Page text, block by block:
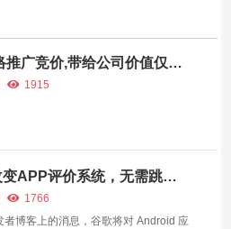
推广竞价,带给公司价值仅有
1915
APP评价系统，无需跳转
可评分
1766
者博客上的消息，谷歌将对 Android 应